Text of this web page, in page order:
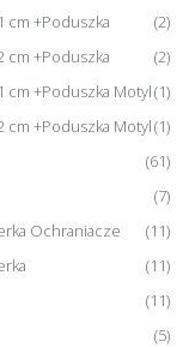
cm +Poduszka
(2)
cm +Poduszka
(2)
+Poduszka Motyl(1)
+Poduszka Motyl(1)
(61)
(7)
Ochraniacze
(11)
(11)
(11)
(5)